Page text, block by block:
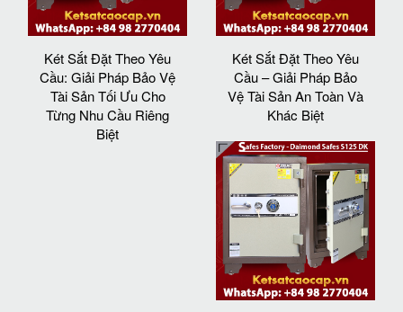
Két Sắt Đặt Theo Yêu
Cầu: Giải Pháp Bảo Vệ
Tài Sản Tối Ưu Cho
Từng Nhu Cầu Riêng
Biệt
Két Sắt Đặt Theo Yêu
Cầu – Giải Pháp Bảo
Vệ Tài Sản An Toàn Và
Khác Biệt